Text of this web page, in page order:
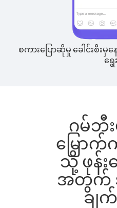
စကားပြောဆိုမှု ခေါင်းစီးမှန
ရွေ
ဂမ်ဘီ
မြောက်
သို့ ဖုန်း
အတွက်
ချက်